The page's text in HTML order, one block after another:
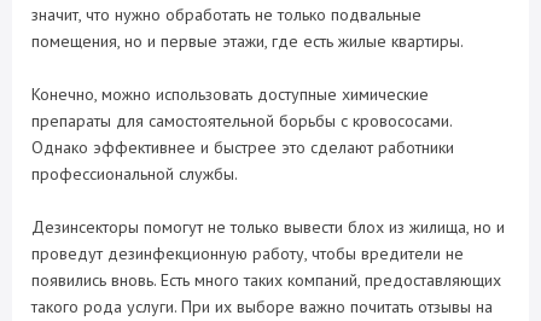
значит, что нужно обработать не только подвальные
помещения, но и первые этажи, где есть жилые квартиры.
Конечно, можно использовать доступные химические
препараты для самостоятельной борьбы с кровососами.
Однако эффективнее и быстрее это сделают работники
профессиональной службы.
Дезинсекторы помогут не только вывести блох из жилища, но и
проведут дезинфекционную работу, чтобы вредители не
появились вновь. Есть много таких компаний, предоставляющих
такого рода услуги. При их выборе важно почитать отзывы на